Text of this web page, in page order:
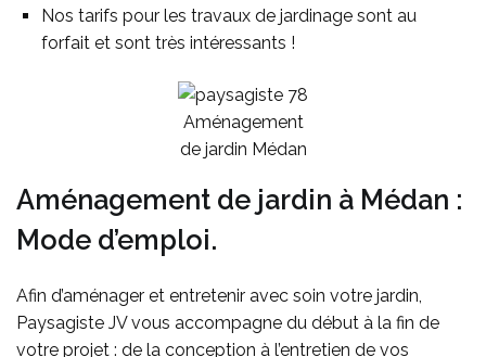
Nos tarifs pour les travaux de jardinage sont au
forfait et sont très intéressants !
Aménagement
de jardin Médan
Aménagement de jardin à Médan :
Mode d’emploi.
Afin d’aménager et entretenir avec soin votre jardin,
Paysagiste JV vous accompagne du début à la fin de
votre projet : de la conception à l’entretien de vos